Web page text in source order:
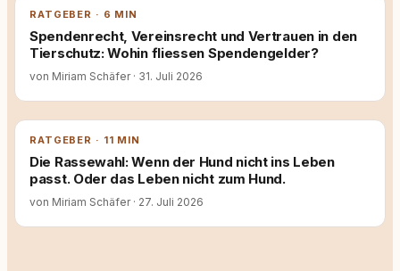
RATGEBER · 6 MIN
Spendenrecht, Vereinsrecht und Vertrauen in den
Tierschutz: Wohin fliessen Spendengelder?
von Miriam Schäfer · 31. Juli 2026
RATGEBER · 11 MIN
Die Rassewahl: Wenn der Hund nicht ins Leben
passt. Oder das Leben nicht zum Hund.
von Miriam Schäfer · 27. Juli 2026